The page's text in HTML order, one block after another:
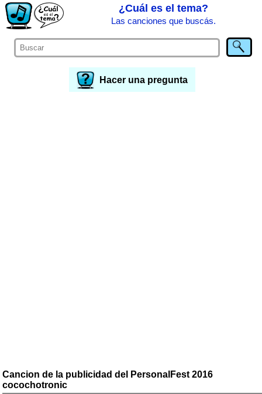
¿Cuál es el tema?
Las canciones que buscás.
Hacer una pregunta
Cancion de la publicidad del PersonalFest 2016
cocochotronic